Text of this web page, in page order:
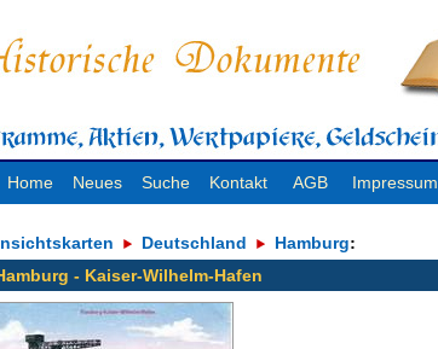
Home Neues Suche Kontakt AGB Impressum
Deutschland Hamburg:
- Kaiser-Wilhelm-Hafen